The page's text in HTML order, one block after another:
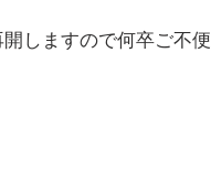
しますので何卒ご不